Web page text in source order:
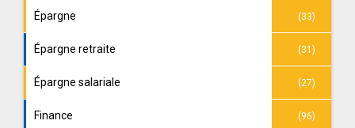
Épargne (33)
Épargne retraite (31)
Épargne salariale (27)
Finance (96)